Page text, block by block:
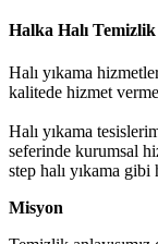
Halka Halı
Halı yıkama
kalitede hizmet
Halı yıkama
seferinde kurumsal
step halı yıkama
Misyon